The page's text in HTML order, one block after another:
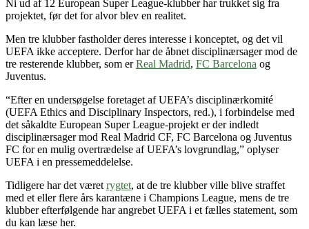
Ni ud af 12 European Super League-klubber har trukket sig fra
projektet, før det for alvor blev en realitet.
Men tre klubber fastholder deres interesse i konceptet, og det vil
UEFA ikke acceptere. Derfor har de åbnet disciplinærsager mod de
tre resterende klubber, som erReal Madrid, FC Barcelona og
Juventus.
“Efter en undersøgelse foretaget af UEFA’s disciplinærkomité
(UEFA Ethics and Disciplinary Inspectors, red.), i forbindelse med
det såkaldte European Super League-projekt er der indledt
disciplinærsager mod Real Madrid CF, FC Barcelona og Juventus
FC for en mulig overtrædelse af UEFA’s lovgrundlag,” oplyser
UEFA i en pressemeddelelse.
Tidligere har det været rygtet, at de tre klubber ville blive straffet
med et eller flere års karantæne i Champions League, mens de tre
klubber efterfølgende har angrebet UEFA i et fælles statement, som
du kan læse her.